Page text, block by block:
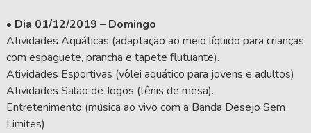
• Dia 01/12/2019 – Domingo
Atividades Aquáticas (adaptação ao meio líquido para crianças
com espaguete, prancha e tapete flutuante).
Atividades Esportivas (vôlei aquático para jovens e adultos)
Atividades Salão de Jogos (tênis de mesa).
Entretenimento (música ao vivo com a Banda Desejo Sem
Limites)